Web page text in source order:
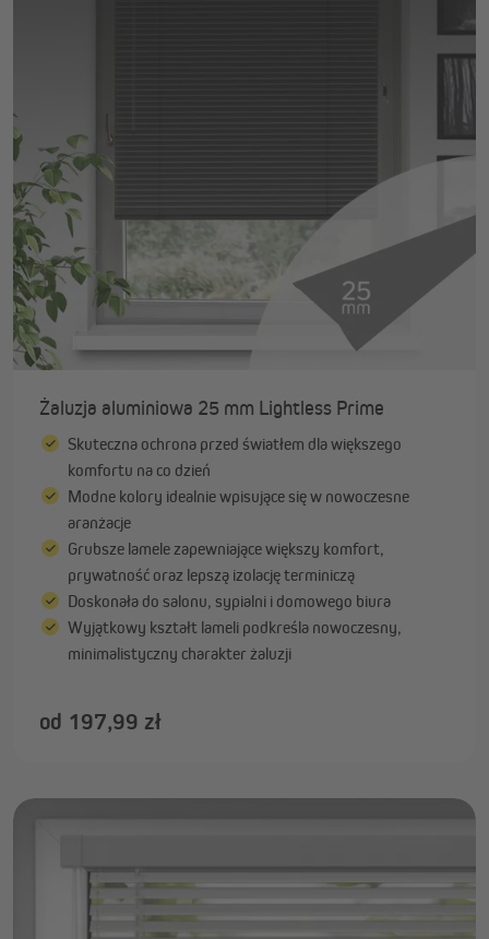
Żaluzja aluminiowa 25 mm Lightless Prime
Skuteczna ochrona przed światłem dla większego
komfortu na co dzień
Modne kolory idealnie wpisujące się w nowoczesne
aranżacje
Grubsze lamele zapewniające większy komfort,
prywatność oraz lepszą izolację terminiczą
Doskonała do salonu, sypialni i domowego biura
Wyjątkowy kształt lameli podkreśla nowoczesny,
minimalistyczny charakter żaluzji
od 197,99 zł